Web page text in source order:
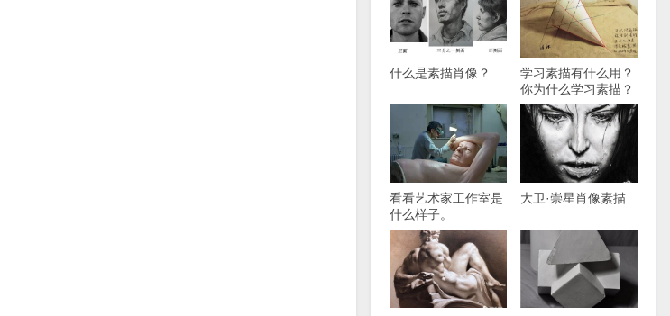
什么是素描肖像？
学习素描有什么用？
你为什么学习素描？
看看艺术家工作室是
什么样子。
大卫·崇星肖像素描